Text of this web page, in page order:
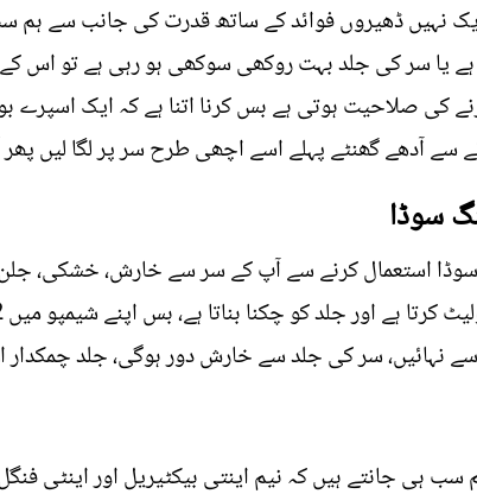
نہیں ڈھیروں فوائد کے ساتھ قدرت کی جانب سے ہم
یا سر کی جلد بہت روکھی سوکھی ہو رہی ہے تو اس کے
کی صلاحیت ہوتی ہے بس کرنا اتنا ہے کہ ایک اسپرے
سے آدھے گھنٹے پہلے اسے اچھی طرح سر پر لگا لیں
سوڈا
استعمال کرنے سے آپ کے سر سے خارش، خشکی،
نہائیں، سر کی جلد سے خارش دور ہوگی، جلد چمکدار
سب ہی جانتے ہیں کہ نیم اینتی بیکٹیریل اور اینٹی